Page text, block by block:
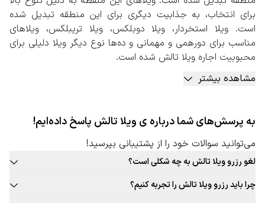
برای انتخاب، به جذابیت دیگری برای این منطقه تبدیل شده
است. ویلا استخردار، ویلا دوبلکس، ویلا تریبلکس، ویلاهای
مناسب برای دورهمی و مهمانی و ده‌ها نوع دیگر ویلا دلیلی برای
محبوبیت اجاره ویلا تالش شده است.
در زمان انتخاب ویلا در این شهر باید مواردی مثل امکانات
تفریحی، ورزشی، وسعت و متراژ ویلا، تعداد نفرات مجاز برای ورود،
اطمینان از امن بودن فضای اطراف محل اقامت یکی از مواردی
است که تمامی افراد دغدغه آن را دارند. برای اطمینان و آرامش در
زمان حضور در ویلاهای این شهر بهتر است فرایند اجاره و رزرو را
از طریق سازمان‌ها و افراد معتبر و مجاز انجام دهید.
در خصوص زمان ثبت اجاره ویلاها نکات مهمی وجود دارد. تقاضا
برای اجاره ویلا تالش در ایام تعطیل و روزهای آخر هفته بسیار
مشاهده بیشتر
به پرسش‌های شما درباره ی ویلا تالش پاسخ داده‌ایم!
می‌توانید سوالات خود را از پشتیبانی بپرسید!
لغو رزرو ویلا تالش به چه شکلی است؟
قوانین لغو رزرو ویلا این شهر به صورت ثابت برای تمامی ویلا قابل ارائه
نیست. حتما در زمان رزرو ویلا مورد نظر خود به قوانین لغو توجه کنید.
چرا باید رزرو ویلا تالش را تجربه کنیم؟